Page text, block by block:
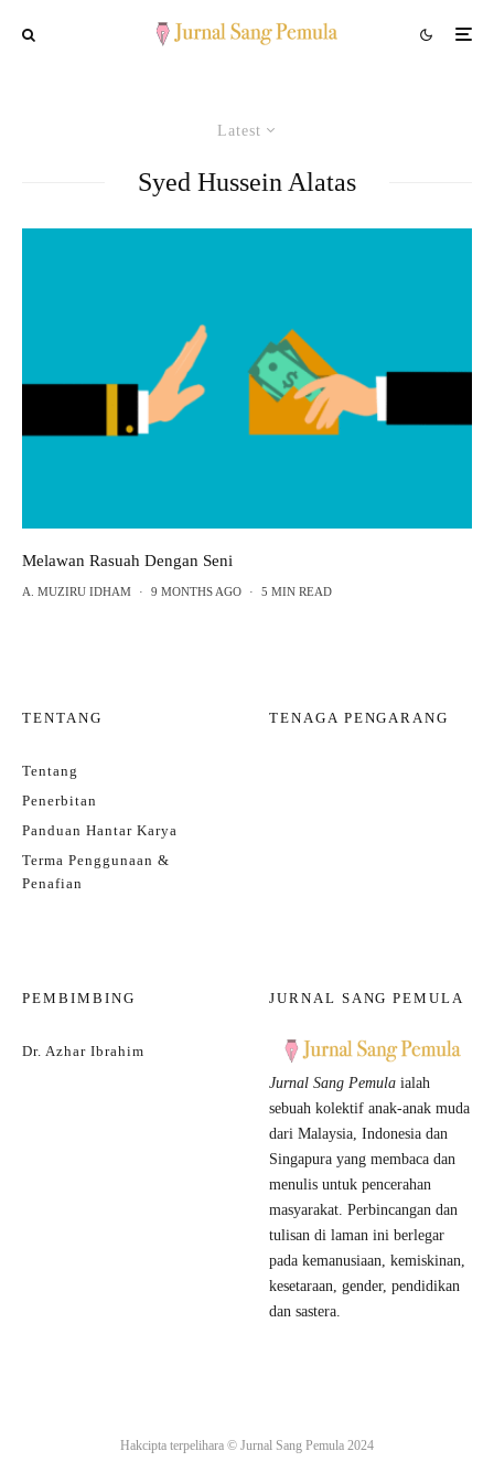
Latest
Syed Hussein Alatas
Melawan Rasuah Dengan Seni
A. MUZIRU IDHAM · 9 MONTHS AGO · 5 MIN READ
TENTANG
Tentang
Penerbitan
Panduan Hantar Karya
Terma Penggunaan &
Penafian
TENAGA PENGARANG
PEMBIMBING
Dr. Azhar Ibrahim
JURNAL SANG PEMULA
Jurnal Sang Pemula ialah
sebuah kolektif anak-anak muda
dari Malaysia, Indonesia dan
Singapura yang membaca dan
menulis untuk pencerahan
masyarakat. Perbincangan dan
tulisan di laman ini berlegar
pada kemanusiaan, kemiskinan,
kesetaraan, gender, pendidikan
dan sastera.
Hakcipta terpelihara © Jurnal Sang Pemula 2024